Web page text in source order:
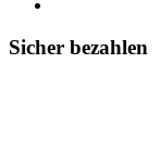
Sicher bezahlen